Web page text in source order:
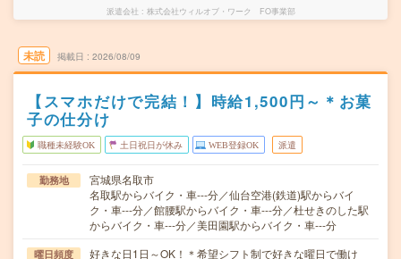
派遣会社 株式会社ウィルオブ・ワーク FO事業部
未読 掲載日 2026/08/09
【スマホだけで完結！】時給1,500円～＊お菓
子の仕分け
職種未経験OK 土日祝日が休み WEB登録OK 派遣
勤務地
宮城県名取市
名取駅からバイク・車---分／仙台空港(鉄道)駅からバイ
ク・車---分／館腰駅からバイク・車---分／杜せきのした駅
からバイク・車---分／美田園駅からバイク・車---分
曜日頻度 好きな日1日～OK！＊希望シフト制で好きな曜日で働け